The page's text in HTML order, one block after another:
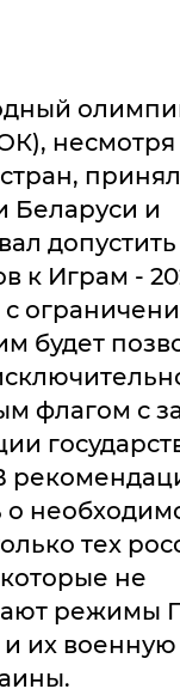
несмотря
Беларуси и
к Играм -
будет
флагом с
о
тех
не
режимы
их военную